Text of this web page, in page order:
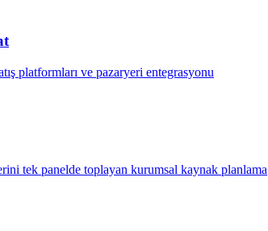
platformları ve pazaryeri entegrasyonu
tek panelde toplayan kurumsal kaynak planlama